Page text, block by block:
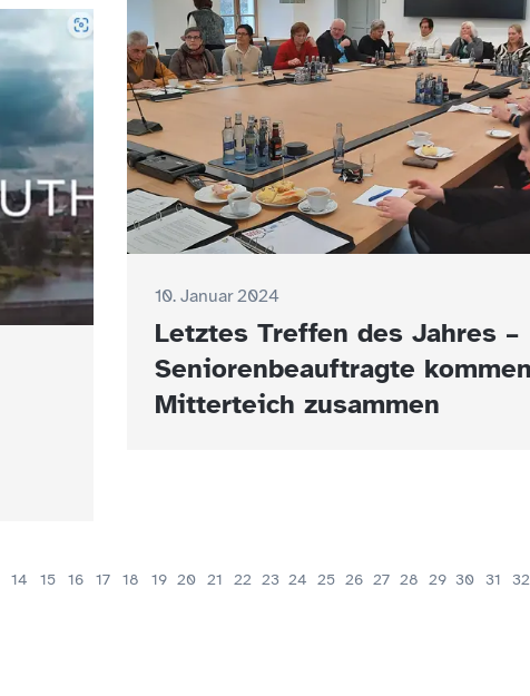
10. Januar 2024
Letztes Treffen des Jahres –
Seniorenbeauftragte
Mitterteich zusammen
14 15 16 17 18 19 20 21 22 23 24 25 26 27 28 29 30 31 32